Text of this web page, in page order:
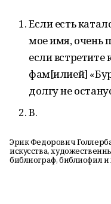
Если есть
мое имя, очень
если встретите
фам[илией]
долгу не
В.
Эрик Федорович
искусства,
библиограф, библиофил